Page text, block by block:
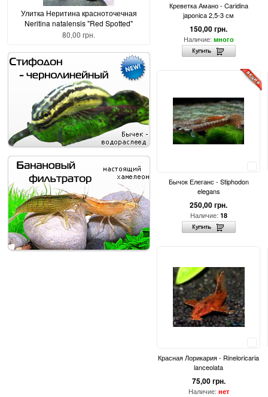
Креветка Амано - Caridina
japonica 2,5-3 см
150,00 грн.
Наличие: много
Бычок Елеганс - Stiphodon
elegans
250,00 грн.
Наличие: 18
Красная Лорикария - Rineloricaria
lanceolata
75,00 грн.
Наличие: нет
Улитка Неритина красноточечная
Neritina natalensis "Red Spotted"
80,00 грн.